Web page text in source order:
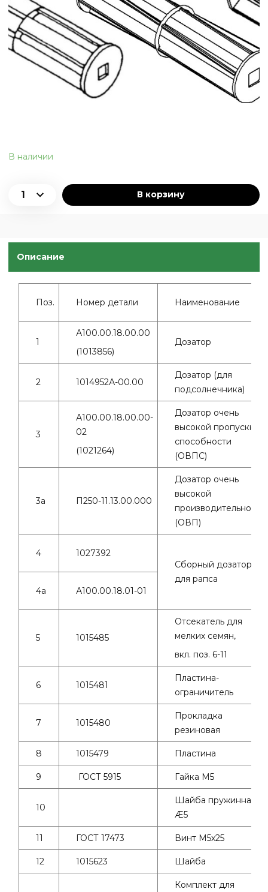
В наличии
В корзину
Описание
Поз. Номер детали Наименование
1
А100.00.18.00.00
(1013856)
Дозатор
2 1014952А-00.00
Дозатор (для
подсолнечника)
3
А100.00.18.00.00-
02
(1021264)
Дозатор очень
высокой пропускной
способности
(ОВПС)
3а П250-11.13.00.000
Дозатор очень
высокой
производительности
(ОВП)
4
1027392
Сборный дозатор
для рапса
4а
А100.00.18.01-01
5 1015485
Отсекатель для
мелких семян,
вкл. поз. 6-11
6 1015481
Пластина-
ограничитель
7 1015480
Прокладка
резиновая
8 1015479 Пластина
9 ГОСТ 5915 Гайка М5
10
Шайба пружинная
Æ5
11 ГОСТ 17473 Винт М5х25
12 1015623 Шайба
Комплект для